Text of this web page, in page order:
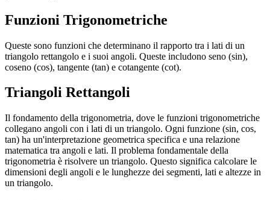
Funzioni Trigonometriche
Queste sono funzioni che determinano il rapporto tra i lati di un
triangolo rettangolo e i suoi angoli. Queste includono seno (sin),
coseno (cos), tangente (tan) e cotangente (cot).
Triangoli Rettangoli
Il fondamento della trigonometria, dove le funzioni trigonometriche
collegano angoli con i lati di un triangolo. Ogni funzione (sin, cos,
tan) ha un'interpretazione geometrica specifica e una relazione
matematica tra angoli e lati. Il problema fondamentale della
trigonometria è risolvere un triangolo. Questo significa calcolare le
dimensioni degli angoli e le lunghezze dei segmenti, lati e altezze in
un triangolo.